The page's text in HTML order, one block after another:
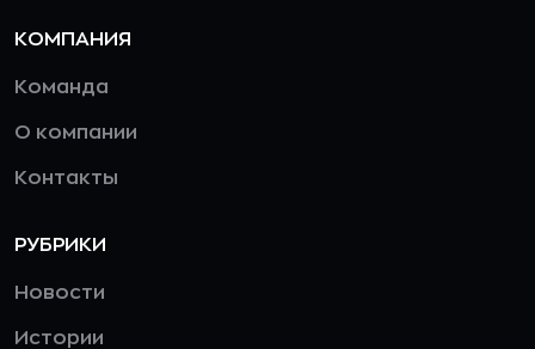
КОМПАНИЯ
Команда
О компании
Контакты
РУБРИКИ
Новости
Истории